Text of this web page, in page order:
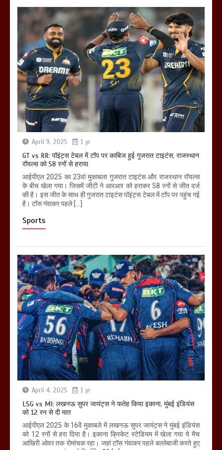
April 9, 2025 1 yr
GT vs RR: पॉइंट्स टेबल में टॉप पर काबिज हुई गुजरात टाइटंस, राजस्थान
रॉयल्स को 58 रनों से हराया
आईपीएल 2025 का 23वां मुकाबला गुजरात टाइटंस और राजस्थान रॉयल्स
के बीच खेला गया। जिसमें जीटी ने आरआर को हराकर 58 रनों से जीत दर्ज
की है। इस जीत के साथ ही गुजरात टाइटंस पॉइंट्स टेबल में टॉप पर पहुंच गई
है। टॉस गंवाकर पहले […]
Sports
April 4, 2025 1 yr
LSG vs MI: लखनऊ सुपर जायंट्स ने फतेह किया इकाना, मुंबई इंडियंस
को 12 रन से दी मात
आईपीएल 2025 के 16वें मुकाबले में लखनऊ सुपर जायंट्स ने मुंबई इंडियंस
को 12 रनों से हरा दिया है। इकाना क्रिकेट स्टेडियम में खेला गया ये मैच
आखिरी ओवर तक रोमांचक रहा। जहां टॉस गंवाकर पहले बल्लेबाजी करते हुए